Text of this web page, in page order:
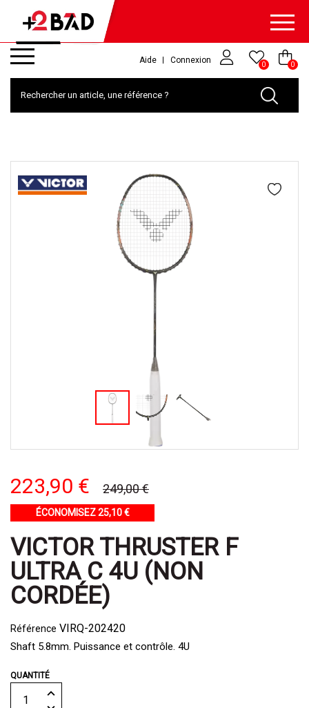
Aide Connexion 0 0
223,90 € 249,00 €
ÉCONOMISEZ 25,10 €
VICTOR THRUSTER F
ULTRA C 4U (NON
CORDÉE)
Référence VIRQ-202420
Shaft 5.8mm. Puissance et contrôle. 4U
QUANTITÉ